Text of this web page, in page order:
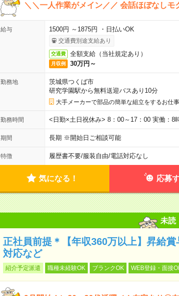
＼＼一人作業がメイン／／ 会話ほぼなしモ
給与 1500円 ～1875円 ・日払いOK
交通費別途支給あり
交通費 全額支給（当社規定あり）
月収例 30万円～
勤務地
茨城県つくば市
研究学園駅から無料送迎バスあり10分
大手メーカーで部品の簡単な組立をするお仕事
勤務時間 <日勤×土日祝休み> 8：00～17：00 実働：8
期間 長期 ※開始日ご相談可能
特徴 履歴書不要/服装自由/電話対応なし
気になる！ 応募
未読
正社員前提＊【年収360万以上】昇給
対応など
紹介予定派遣 職種未経験OK ブランクOK WEB登録・面接